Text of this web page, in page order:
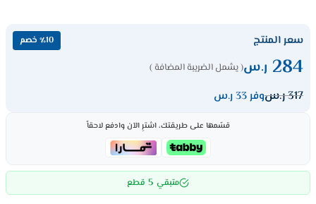
سعر المنتج ٪10 خصم
284 ر.س( يشمل الضريبة المضافة )
317ر.سوفر 33 ر.س
قسّمها على طريقتك، اشترِ الآن وادفع لاحقاً
متبقي 5 قطع